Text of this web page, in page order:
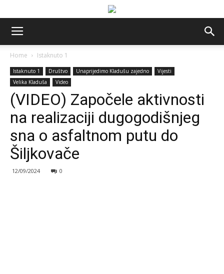
Home Istaknuto 1
Istaknuto 1 Društvo Unaprijedimo Kladušu zajedno
Vijesti
Velika Kladuša
Video
(VIDEO) Započele aktivnosti
na realizaciji dugogodišnjeg
sna o asfaltnom putu do
Šiljkovače
12/09/2024 0